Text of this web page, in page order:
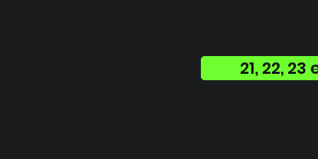
21, 22,